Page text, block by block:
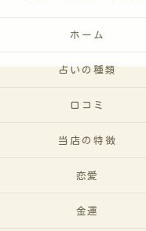
ホーム
占いの種類
口コミ
当店の特徴
恋愛
金運